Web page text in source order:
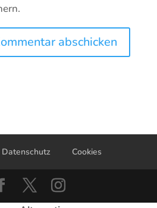
abschicken
Datenschutz Cookies